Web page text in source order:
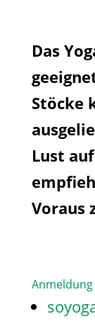
Das
Stöcke
Lust
Voraus